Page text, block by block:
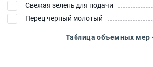
Свежая зелень для подачи
Перец черный молотый
Таблица объемных мер